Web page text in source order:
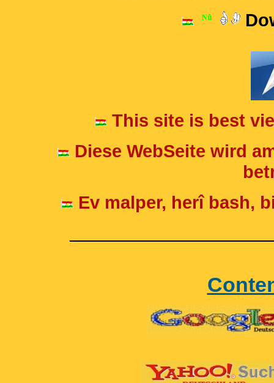
This site is best
Diese WebSeite wird
Ev malper, herî bash,